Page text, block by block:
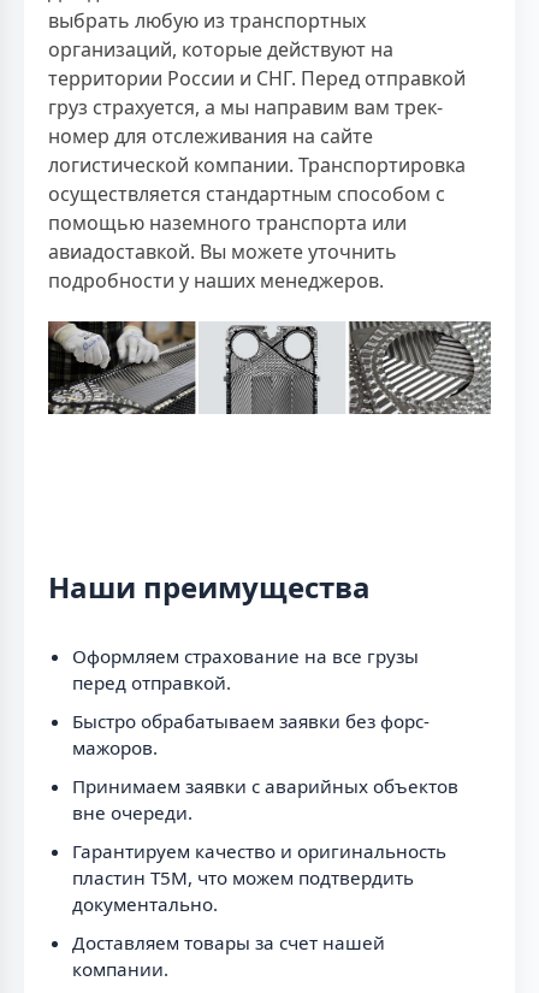
выбрать любую из транспортных
организаций, которые действуют на
территории России и СНГ. Перед отправкой
груз страхуется, а мы направим вам трек-
номер для отслеживания на сайте
логистической компании. Транспортировка
осуществляется стандартным способом с
помощью наземного транспорта или
авиадоставкой. Вы можете уточнить
подробности у наших менеджеров.
Наши преимущества
Оформляем страхование на все грузы
перед отправкой.
Быстро обрабатываем заявки без форс-
мажоров.
Принимаем заявки с аварийных объектов
вне очереди.
Гарантируем качество и оригинальность
пластин T5M, что можем подтвердить
документально.
Доставляем товары за счет нашей
компании.